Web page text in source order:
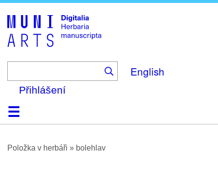
English
Přihlášení
DomůProhlížení
O platformě
Nápověda
KontaktDigitalia
Položka v herbáři » bolehlav